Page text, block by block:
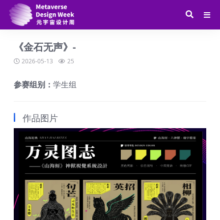
《金石无声》-
2026-05-13 25
参赛组别： 学生组
作品图片